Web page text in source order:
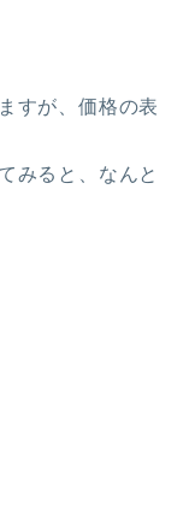
すが、価格の表
みると、なんと